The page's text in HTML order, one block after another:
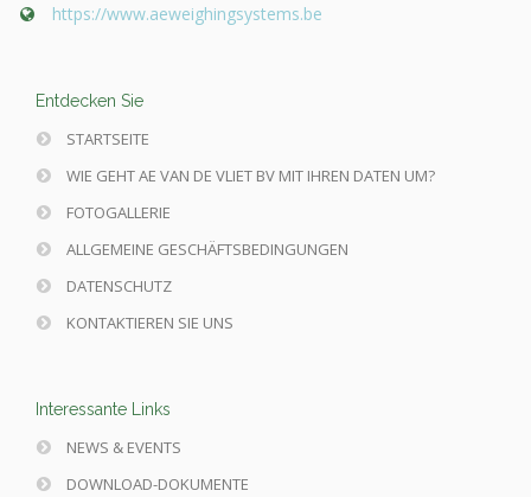
https://www.aeweighingsystems.be
Entdecken Sie
STARTSEITE
WIE GEHT AE VAN DE VLIET BV MIT IHREN DATEN UM?
FOTOGALLERIE
ALLGEMEINE GESCHÄFTSBEDINGUNGEN
DATENSCHUTZ
KONTAKTIEREN SIE UNS
Interessante Links
NEWS & EVENTS
DOWNLOAD-DOKUMENTE